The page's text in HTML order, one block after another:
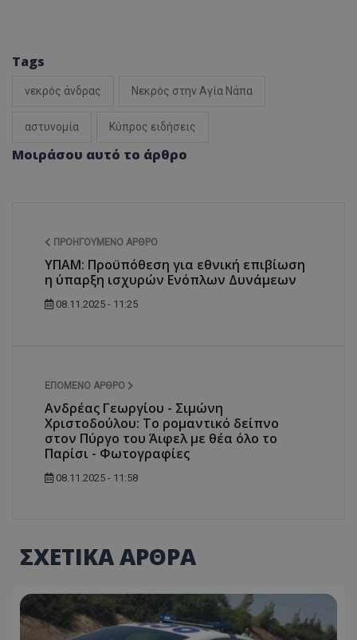
Tags
νεκρός άνδρας Νεκρός στην Αγία Νάπα
αστυνομία Κύπρος ειδήσεις
Μοιράσου αυτό το άρθρο
ΠΡΟΗΓΟΎΜΕΝΟ ΆΡΘΡΟ
ΥΠΑΜ: Προϋπόθεση για εθνική επιβίωση
η ύπαρξη ισχυρών Ενόπλων Δυνάμεων
08.11.2025 - 11:25
ΕΠΌΜΕΝΟ ΆΡΘΡΟ
Ανδρέας Γεωργίου - Σιμώνη
Χριστοδούλου: To ρομαντικό δείπνο
στον Πύργο του Άιφελ με θέα όλο το
Παρίσι - Φωτογραφίες
08.11.2025 - 11:58
ΣΧΕΤΙΚΑ ΑΡΘΡΑ